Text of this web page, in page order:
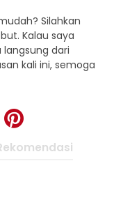
Silahkan
Kalau saya
langsung dari
kali ini, semoga